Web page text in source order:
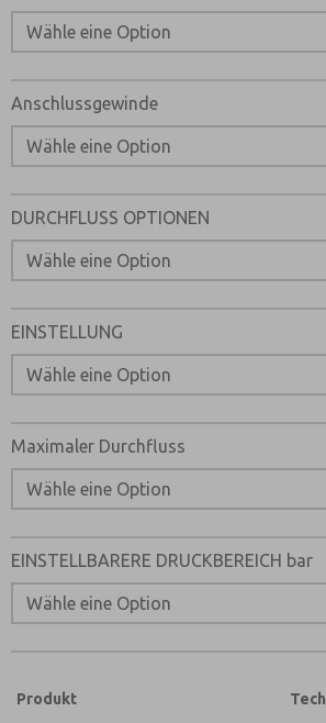
Anschlussgewinde
DURCHFLUSS OPTIONEN
EINSTELLUNG
Maximaler Durchfluss
EINSTELLBARERE DRUCKBEREICH bar
Produkt
Bevorzugte Kontaktmethode?
Bitte senden Sie mir
jederzeit widerruflich
*Ja, ich habe die
und Beantwortung meiner
Kontaktformulars stimme ich der